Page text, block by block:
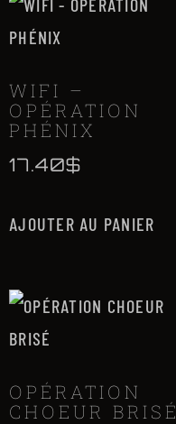
WIFI –
OPÉRATION
PHÉNIX
17.40$
AJOUTER AU PANIER
OPÉRATION
CHOEUR BRISÉ